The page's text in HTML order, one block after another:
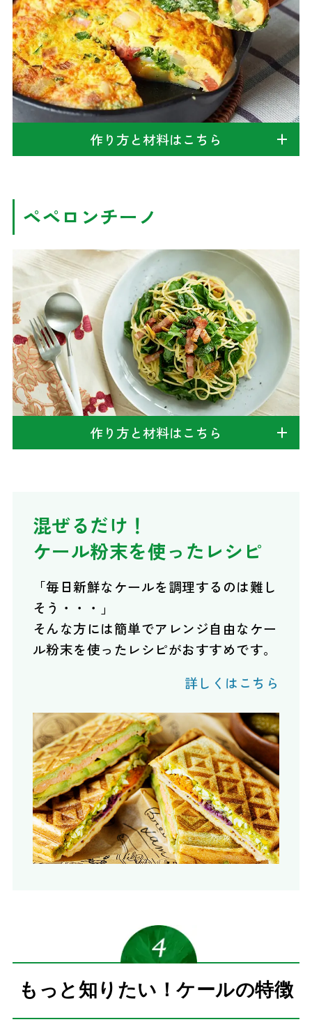
作り方と材料はこちら
ペペロンチーノ
作り方と材料はこちら
混ぜるだけ！
ケール粉末を使ったレシピ
「毎日新鮮なケールを調理するのは難し
そう・・・」
そんな方には簡単でアレンジ自由なケー
ル粉末を使ったレシピがおすすめです。
詳しくはこちら
もっと知りたい！ケールの特徴